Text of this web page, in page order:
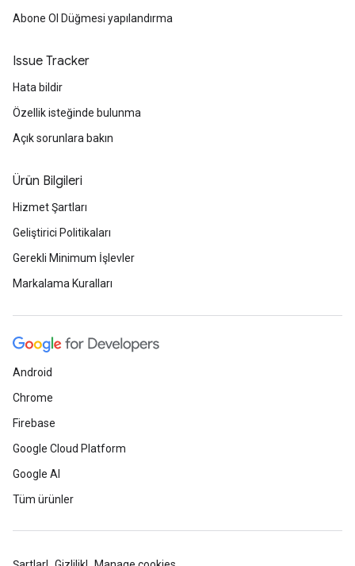
Abone Ol Düğmesi yapılandırma
Issue Tracker
Hata bildir
Özellik isteğinde bulunma
Açık sorunlara bakın
Ürün Bilgileri
Hizmet Şartları
Geliştirici Politikaları
Gerekli Minimum İşlevler
Markalama Kuralları
Android
Chrome
Firebase
Google Cloud Platform
Google AI
Tüm ürünler